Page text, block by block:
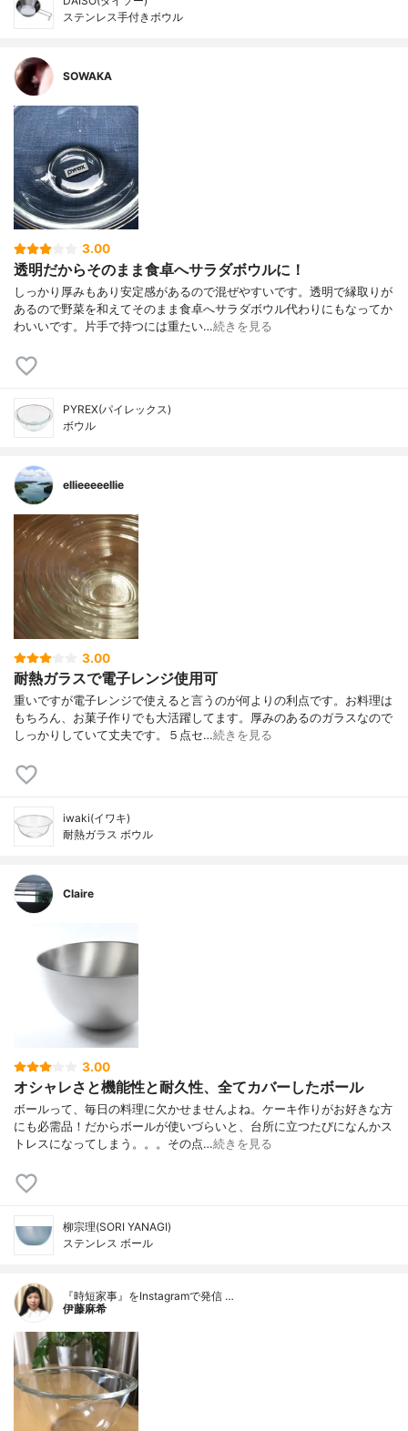
ステンレス手付きボウル
SOWAKA
3.00
透明だからそのまま食卓へサラダボウルに！
しっかり厚みもあり安定感があるので混ぜやすいです。透明で縁取りが
あるので野菜を和えてそのまま食卓へサラダボウル代わりにもなってか
わいいです。片手で持つには重たい…続きを見る
PYREX(パイレックス)
ボウル
ellieeeeellie
3.00
耐熱ガラスで電子レンジ使用可
重いですが電子レンジで使えると言うのが何よりの利点です。お料理は
もちろん、お菓子作りでも大活躍してます。厚みのあるのガラスなので
しっかりしていて丈夫です。５点セ…続きを見る
iwaki(イワキ)
耐熱ガラス ボウル
Claire
3.00
オシャレさと機能性と耐久性、全てカバーしたボール
ボールって、毎日の料理に欠かせませんよね。ケーキ作りがお好きな方
にも必需品！だからボールが使いづらいと、台所に立つたびになんかス
トレスになってしまう。。。その点…続きを見る
柳宗理(SORI YANAGI)
ステンレス ボール
『時短家事』をInstagramで発信 …
伊藤麻希